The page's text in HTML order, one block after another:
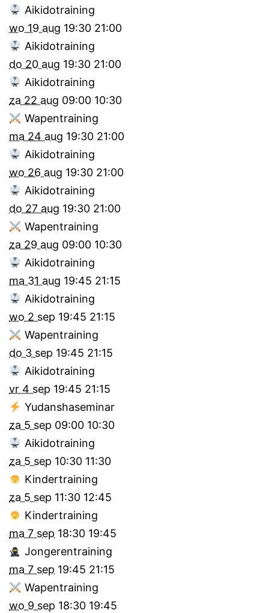
Aikidotraining
wo 19 aug 19:30 21:00
Aikidotraining
do 20 aug 19:30 21:00
Aikidotraining
za 22 aug 09:00 10:30
Wapentraining
ma 24 aug 19:30 21:00
Aikidotraining
wo 26 aug 19:30 21:00
Aikidotraining
do 27 aug 19:30 21:00
Wapentraining
za 29 aug 09:00 10:30
Aikidotraining
ma 31 aug 19:45 21:15
Aikidotraining
wo 2 sep 19:45 21:15
Wapentraining
do 3 sep 19:45 21:15
Aikidotraining
vr 4 sep 19:45 21:15
Yudanshaseminar
za 5 sep 09:00 10:30
Aikidotraining
za 5 sep 10:30 11:30
Kindertraining
za 5 sep 11:30 12:45
Kindertraining
ma 7 sep 18:30 19:45
Jongerentraining
ma 7 sep 19:45 21:15
Wapentraining
wo 9 sep 18:30 19:45